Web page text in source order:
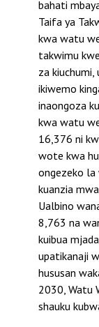
bahati
Taifa ya
kwa watu
takwimu
za kiuchumi,
ikiwemo
inaongoza
kwa watu
16,376 ni
wote kwa
ongezeko la
kuanzia
Ualbino
8,763 na
kuibua
upatikanaji
hususan
2030, Watu
shauku